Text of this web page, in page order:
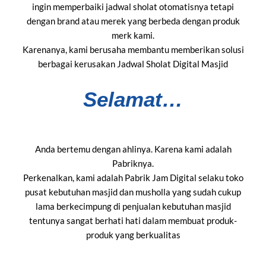
ingin memperbaiki jadwal sholat otomatisnya tetapi
dengan brand atau merek yang berbeda dengan produk
merk kami.
Karenanya, kami berusaha membantu memberikan solusi
berbagai kerusakan Jadwal Sholat Digital Masjid
Selamat…
Anda bertemu dengan ahlinya. Karena kami adalah
Pabriknya.
Perkenalkan, kami adalah Pabrik Jam Digital selaku toko
pusat kebutuhan masjid dan musholla yang sudah cukup
lama berkecimpung di penjualan kebutuhan masjid
tentunya sangat berhati hati dalam membuat produk-
produk yang berkualitas